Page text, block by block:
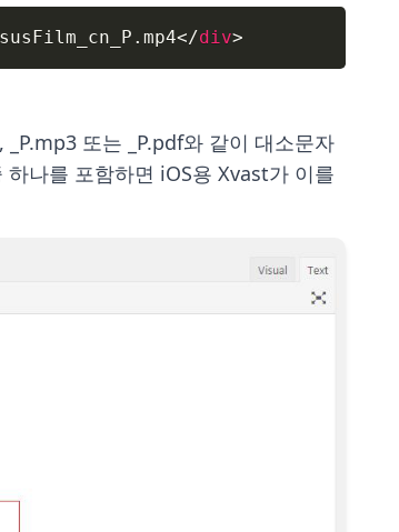
</div>
또는 _P.pdf와 같이 대소문자
나를 포함하면 iOS용 Xvast가 이를